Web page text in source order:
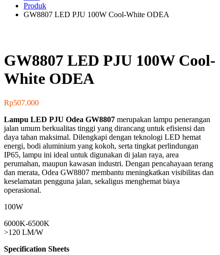
Produk
GW8807 LED PJU 100W Cool-White ODEA
GW8807 LED PJU 100W Cool-
White ODEA
Rp507.000
Lampu LED PJU Odea GW8807 merupakan lampu penerangan
jalan umum berkualitas tinggi yang dirancang untuk efisiensi dan
daya tahan maksimal. Dilengkapi dengan teknologi LED hemat
energi, bodi aluminium yang kokoh, serta tingkat perlindungan
IP65, lampu ini ideal untuk digunakan di jalan raya, area
perumahan, maupun kawasan industri. Dengan pencahayaan terang
dan merata, Odea GW8807 membantu meningkatkan visibilitas dan
keselamatan pengguna jalan, sekaligus menghemat biaya
operasional.
100W
6000K-6500K
>120 LM/W
Specification Sheets